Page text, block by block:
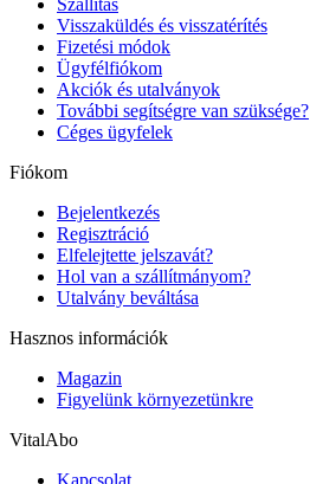
Szállítás
Visszaküldés és visszatérítés
Fizetési módok
Ügyfélfiókom
Akciók és utalványok
További segítségre van szüksége?
Céges ügyfelek
Fiókom
Bejelentkezés
Regisztráció
Elfelejtette jelszavát?
Hol van a szállítmányom?
Utalvány beváltása
Hasznos információk
Magazin
Figyelünk környezetünkre
VitalAbo